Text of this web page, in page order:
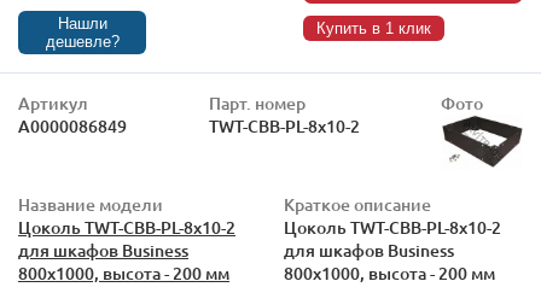
Нашли
дешевле?
Купить в 1 клик
Артикул
А0000086849
Парт. номер
TWT-CBB-PL-8x10-2
Фото
Название модели
Цоколь TWT-CBB-PL-8x10-2
для шкафов Business
800x1000, высота - 200 мм
Краткое описание
Цоколь TWT-CBB-PL-8x10-2
для шкафов Business
800x1000, высота - 200 мм